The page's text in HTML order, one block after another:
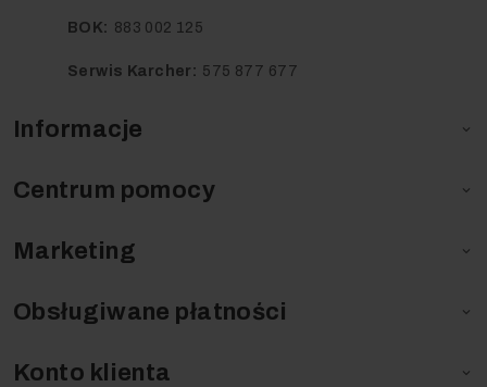
Informacje 
Centrum pomocy 
Marketing 
Obsługiwane płatności 
Konto klienta 
BOK: 883 002 125
Serwis Karcher: 575 877 677